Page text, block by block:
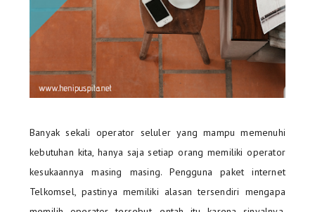
Banyak sekali operator seluler yang mampu memenuhi
kebutuhan kita, hanya saja setiap orang memiliki operator
kesukaannya masing masing. Pengguna paket internet
Telkomsel, pastinya memiliki alasan tersendiri mengapa